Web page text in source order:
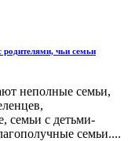
чьи семьи
неполные семьи,
семьи с детьми-
семьи....